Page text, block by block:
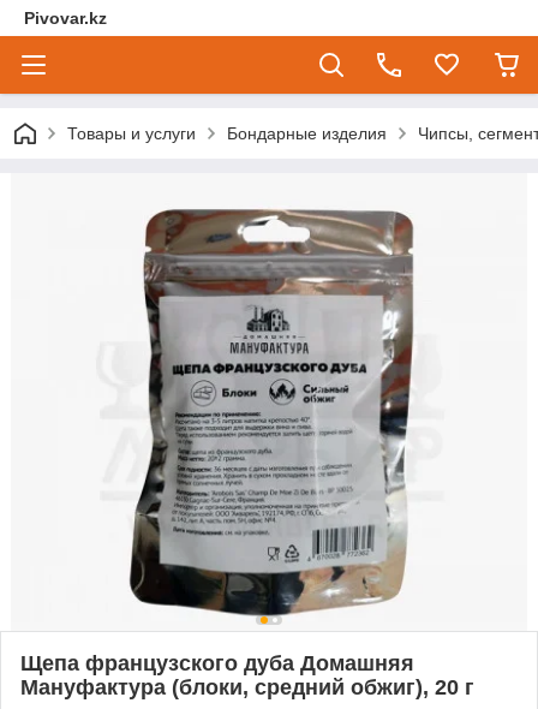
Pivovar.kz
Товары и услуги Бондарные изделия Чипсы,
Щепа французского дуба Домашняя
Мануфактура (блоки, средний обжиг), 20 г